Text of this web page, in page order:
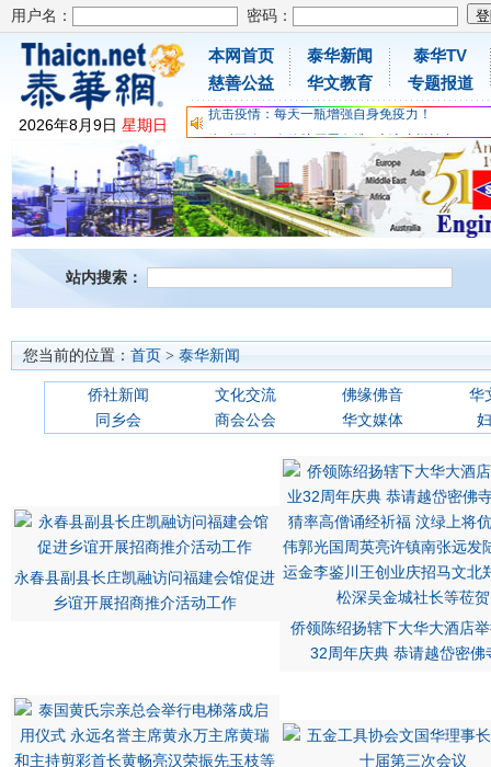
用户名： 密码：
2026年8月9日 星期日
本网首页
慈善公益
泰华新闻
华文教育
泰华TV
专题报道
为时不晚，人体胶原蛋白维C应该这样补充
关爱儿童健康，免费领取日本原装尤妮佳超立体
抗击疫情：每天一瓶增强自身免疫力！
为时不晚，人体胶原蛋白维C应该这样补充
关爱儿童健康，免费领取日本原装尤妮佳超立体
抗击疫情：每天一瓶增强自身免疫力！
站内搜索：
您当前的位置： 首页 > 泰华新闻
侨社新闻 文化交流 佛缘佛音
华
同乡会
商会公会 华文媒体
永春县副县长庄凯融访问福建会馆促进
乡谊开展招商推介活动工作
侨领陈绍扬辖下大华大酒店
32周年庆典 恭请越岱密佛